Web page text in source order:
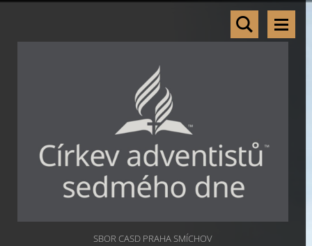
SBOR CASD PRAHA SMÍCHOV